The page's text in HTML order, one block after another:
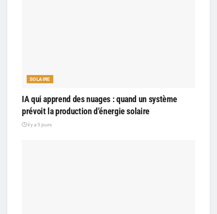
SOLAIRE
IA qui apprend des nuages : quand un système
prévoit la production d’énergie solaire
il y a 5 jours